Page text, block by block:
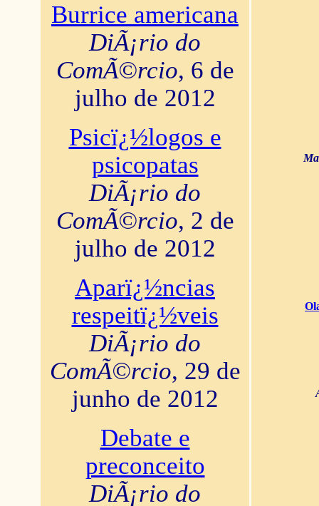
Burrice americana
DiÃ¡rio do
ComÃ©rcio, 6 de
julho de 2012
Psicï¿½logos e
psicopatas
DiÃ¡rio do
ComÃ©rcio, 2 de
julho de 2012
Aparï¿½ncias
respeitï¿½veis
DiÃ¡rio do
ComÃ©rcio, 29 de
junho de 2012
Debate e
preconceito
DiÃ¡rio do